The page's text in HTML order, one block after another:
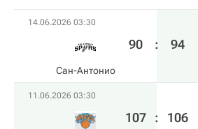
14.06.2026 03:30
Сан-Антонио
90 : 94
11.06.2026 03:30
107 : 106